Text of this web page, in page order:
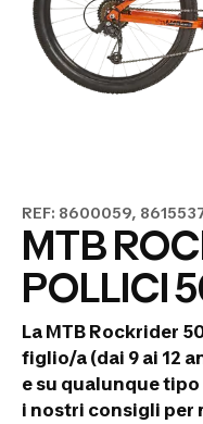
REF: 8600059,
MTB
POLLICI
La MTB Rockrider
figlio/a (dai 9 ai 12
e su qualunque
i nostri consigli per